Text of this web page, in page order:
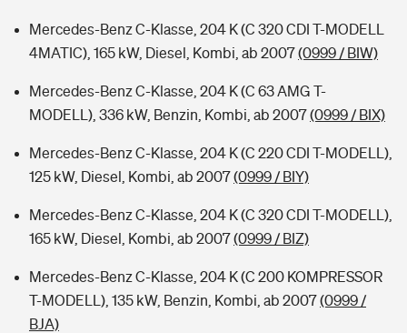
Mercedes-Benz C-Klasse, 204 K (C 320 CDI T-MODELL
4MATIC), 165 kW, Diesel, Kombi, ab 2007(0999 / BIW)
Mercedes-Benz C-Klasse, 204 K (C 63 AMG T-
MODELL), 336 kW, Benzin, Kombi, ab 2007(0999 / BIX)
Mercedes-Benz C-Klasse, 204 K (C 220 CDI T-MODELL),
125 kW, Diesel, Kombi, ab 2007(0999 / BIY)
Mercedes-Benz C-Klasse, 204 K (C 320 CDI T-MODELL),
165 kW, Diesel, Kombi, ab 2007(0999 / BIZ)
Mercedes-Benz C-Klasse, 204 K (C 200 KOMPRESSOR
T-MODELL), 135 kW, Benzin, Kombi, ab 2007(0999 /
BJA)